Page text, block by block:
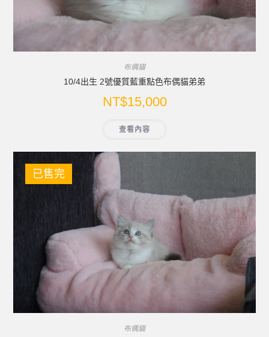
布偶貓
10/4出生 2號優質藍重點色布偶貓弟弟
NT$15,000
查看內容
已售完
布偶貓